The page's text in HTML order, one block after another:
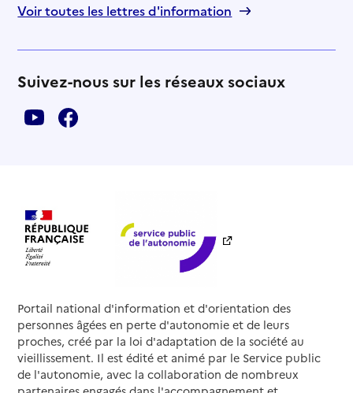
Voir toutes les lettres d'information
Suivez-nous sur les réseaux sociaux
Portail national d'information et d'orientation des
personnes âgées en perte d'autonomie et de leurs
proches, créé par la loi d'adaptation de la société au
vieillissement. Il est édité et animé par le Service public
de l'autonomie, avec la collaboration de nombreux